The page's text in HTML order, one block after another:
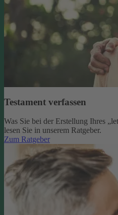
Testament verfassen
Was Sie bei der Erstellung Ihres
lesen Sie in unserem Ratgeber.
Zum Ratgeber